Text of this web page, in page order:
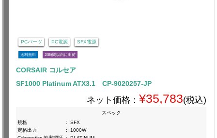
PCパーツ PC電源 SFX電源
送料無料 24時間以内に出荷
CORSAIR コルセア
SF1000 Platinum ATX3.1 CP-9020257-JP
ネット価格： ¥35,783(税込)
スペック
規格
:
SFX
定格出力
:
1000W